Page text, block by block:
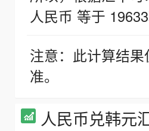
人民币 等于
注意：此计算结
准。
人民币兑韩元